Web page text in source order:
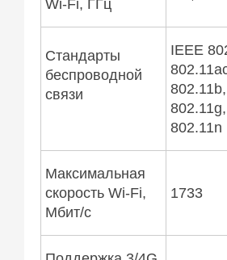
Wi-Fi, ГГц
Стандарты
беспроводной
связи
IEEE
802.11n
Максимальная
скорость Wi-Fi,
Мбит/с
1733